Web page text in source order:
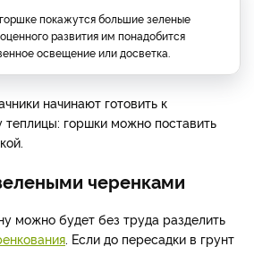
покажутся большие зеленые
развития им понадобится
освещение или досветка.
начинают готовить к
горшки можно поставить
черенками
можно будет без труда разделить
. Если до пересадки в грунт